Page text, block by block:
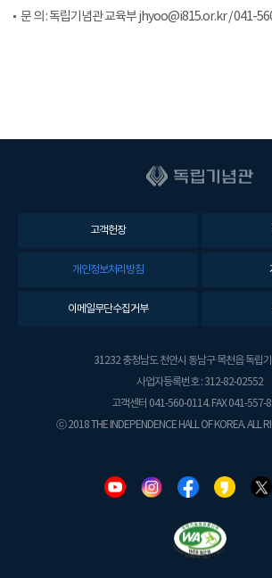
문 의 : 독립기념관 교육부 jhyoo@i815.or.kr / 041-
고객헌장
개인정보처리방침
이메일무단수집거부
31232 충청남도 천안시 동남구 목천읍 독립
사업자등록번호 : 312-82-02552
고객센터 041-560-0114. FAX 041-557-
ⓒ 2018 THE INDEPENDENCE HALL OF KOREA. ALL